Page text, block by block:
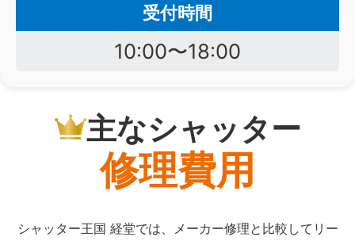
受付時間
10:00〜18:00
主なシャッター
修理費用
シャッター王国 経堂では、メーカー修理と比較してリー